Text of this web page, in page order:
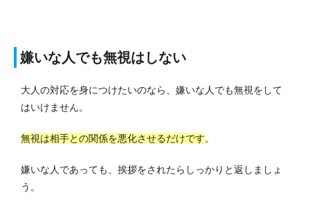
嫌いな人でも無視はしない
大人の対応を身につけたいのなら、嫌いな人でも無視をして
はいけません。
無視は相手との関係を悪化させるだけです。
嫌いな人であっても、挨拶をされたらしっかりと返しましょ
う。